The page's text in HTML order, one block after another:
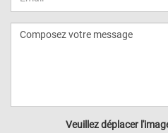
Veuillez déplacer